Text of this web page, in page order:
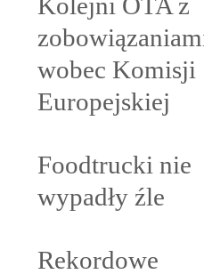
wobec Komisji
Europejskiej
Foodtrucki nie
wypadły źle
Rekordowe